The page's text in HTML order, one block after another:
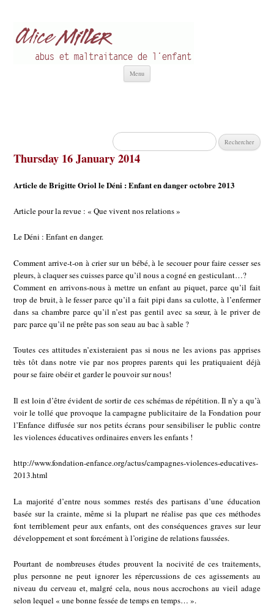
Menu
Rechercher :
Thursday 16 January 2014
Article de Brigitte Oriol le Déni : Enfant en danger octobre 2013
Article pour la revue : « Que vivent nos relations »
Le Déni : Enfant en danger.
Comment arrive-t-on à crier sur un bébé, à le secouer pour faire cesser ses
pleurs, à claquer ses cuisses parce qu’il nous a cogné en gesticulant…?
Comment en arrivons-nous à mettre un enfant au piquet, parce qu’il fait
trop de bruit, à le fesser parce qu’il a fait pipi dans sa culotte, à l’enfermer
dans sa chambre parce qu’il n’est pas gentil avec sa sœur, à le priver de
parc parce qu’il ne prête pas son seau au bac à sable ?
Toutes ces attitudes n’existeraient pas si nous ne les avions pas apprises
très tôt dans notre vie par nos propres parents qui les pratiquaient déjà
pour se faire obéir et garder le pouvoir sur nous!
Il est loin d’être évident de sortir de ces schémas de répétition. Il n’y a qu’à
voir le tollé que provoque la campagne publicitaire de la Fondation pour
l’Enfance diffusée sur nos petits écrans pour sensibiliser le public contre
les violences éducatives ordinaires envers les enfants !
http://www.fondation-enfance.org/actus/campagnes-violences-educatives-
2013.html
La majorité d’entre nous sommes restés des partisans d’une éducation
basée sur la crainte, même si la plupart ne réalise pas que ces méthodes
font terriblement peur aux enfants, ont des conséquences graves sur leur
développement et sont forcément à l’origine de relations faussées.
Pourtant de nombreuses études prouvent la nocivité de ces traitements,
plus personne ne peut ignorer les répercussions de ces agissements au
niveau du cerveau et, malgré cela, nous nous accrochons au vieil adage
selon lequel « une bonne fessée de temps en temps… ».